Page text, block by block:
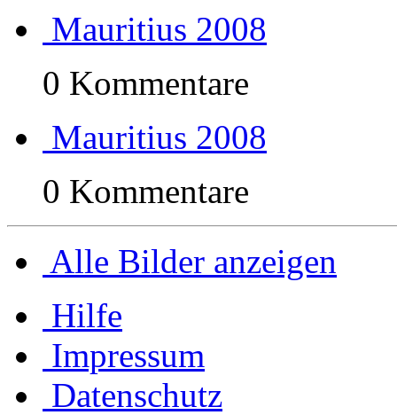
Mauritius 2008
0 Kommentare
Mauritius 2008
0 Kommentare
Alle Bilder anzeigen
Hilfe
Impressum
Datenschutz